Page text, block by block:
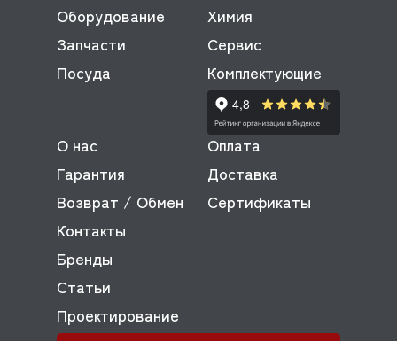
Оборудование
Запчасти
Посуда
Химия
Сервис
Комплектующие
О нас
Оплата
Гарантия
Доставка
Возврат / Обмен
Сертификаты
Контакты
Бренды
Статьи
Проектирование